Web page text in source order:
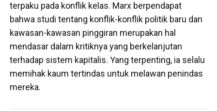
terpaku pada konflik kelas. Marx berpendapat
bahwa studi tentang konflik-konflik politik baru dan
kawasan-kawasan pinggiran merupakan hal
mendasar dalam kritiknya yang berkelanjutan
terhadap sistem kapitalis. Yang terpenting, ia selalu
memihak kaum tertindas untuk melawan penindas
mereka.